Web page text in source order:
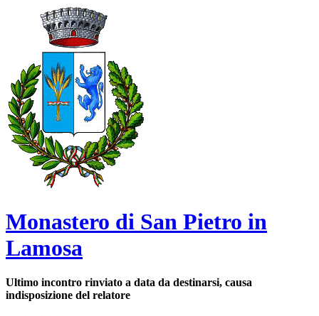
Monastero di San Pietro in
Lamosa
Ultimo incontro rinviato a data da destinarsi, causa
indisposizione del relatore